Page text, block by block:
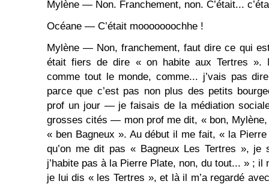
Mylène — Non. Franchement, non. C’était...
Océane — C’était mooooooochhe !
Mylène — Non, franchement, faut dire ce qui
était fiers de dire « on habite aux Tertres ».
comme tout le monde, comme... j’vais pas
parce que c’est pas non plus des petits
prof un jour — je faisais de la médiation
grosses cités — mon prof me dit, « bon, Mylène,
« ben Bagneux ». Au début il me fait, « la
qu’on me dit pas « Bagneux Les Tertres », je
j’habite pas à la Pierre Plate, non, du tout... » ;
je lui dis « les Tertres », et là il m’a regardé